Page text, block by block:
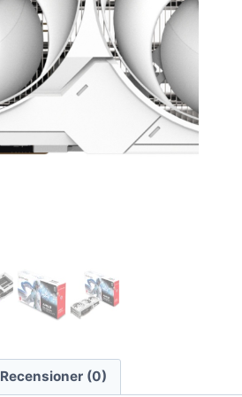
Recensioner (0)